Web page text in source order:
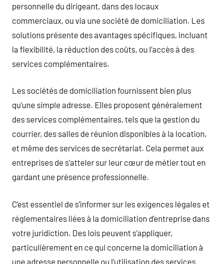
personnelle du dirigeant, dans des locaux
commerciaux, ou via une société de domiciliation. Les
solutions présente des avantages spécifiques, incluant
la flexibilité, la réduction des coûts, ou l’accès à des
services complémentaires.
Les sociétés de domiciliation fournissent bien plus
qu’une simple adresse. Elles proposent généralement
des services complémentaires, tels que la gestion du
courrier, des salles de réunion disponibles à la location,
et même des services de secrétariat. Cela permet aux
entreprises de s’atteler sur leur cœur de métier tout en
gardant une présence professionnelle.
C’est essentiel de s’informer sur les exigences légales et
réglementaires liées à la domiciliation d’entreprise dans
votre juridiction. Des lois peuvent s’appliquer,
particulièrement en ce qui concerne la domiciliation à
une adresse personnelle ou l’utilisation des services